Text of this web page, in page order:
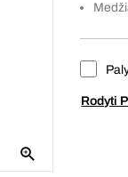
Rodyti